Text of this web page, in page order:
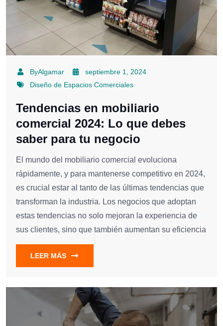
ByAlgamar
septiembre 1, 2024
Diseño de Espacios Comerciales
Tendencias en mobiliario
comercial 2024: Lo que debes
saber para tu negocio
El mundo del mobiliario comercial evoluciona
rápidamente, y para mantenerse competitivo en 2024,
es crucial estar al tanto de las últimas tendencias que
transforman la industria. Los negocios que adoptan
estas tendencias no solo mejoran la experiencia de
sus clientes, sino que también aumentan su eficiencia
LEER MÁS